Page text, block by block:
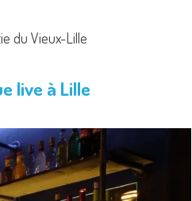
du Vieux-Lille
live à Lille